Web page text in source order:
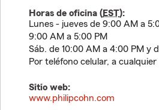
Horas de oficina (EST):
Lunes - jueves de 9:00 AM a
9:00 AM a 5:00 PM
Sáb. de 10:00 AM a 4:00 PM y
Por teléfono celular, a cualquier
Sitio web:
www.philipcohn.com